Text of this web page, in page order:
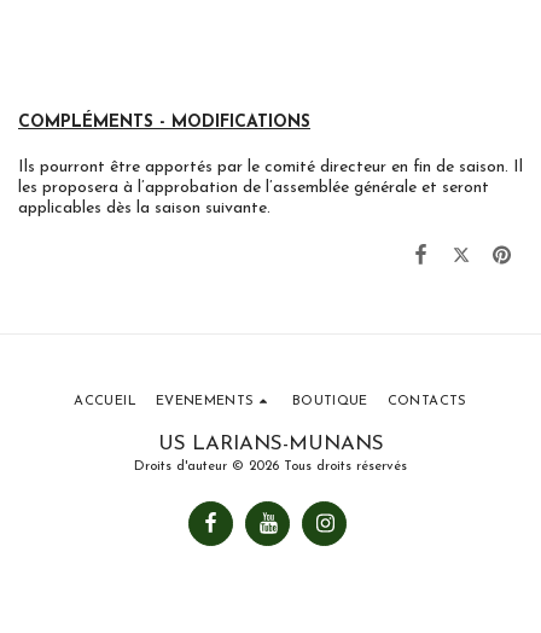
COMPLÉMENTS - MODIFICATIONS
Ils pourront être apportés par le comité directeur en fin de saison. Il
les proposera à l’approbation de l’assemblée générale et seront
applicables dès la saison suivante.
US LARIANS-MUNANS
Droits d'auteur © 2026 Tous droits réservés
ACCUEIL EVENEMENTS BOUTIQUE CONTACTS